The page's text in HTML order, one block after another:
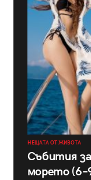
НЕЩАТА ОТ ЖИВОТА
Събития
морето